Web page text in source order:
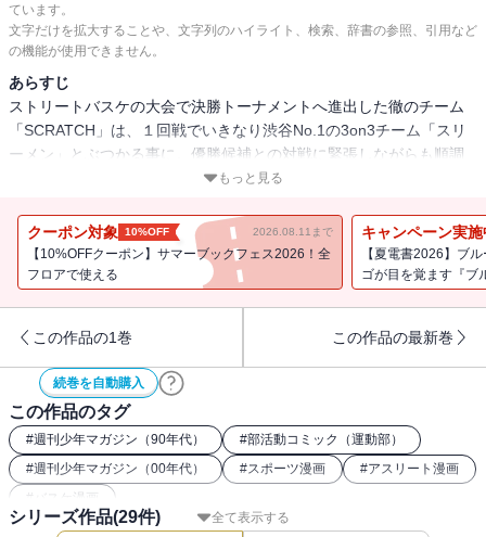
ています。
文字だけを拡大することや、文字列のハイライト、検索、辞書の参照、引用など
の機能が使用できません。
あらすじ
ストリートバスケの大会で決勝トーナメントへ進出した徹のチーム
「SCRATCH」は、１回戦でいきなり渋谷No.1の3on3チーム「スリ
ーメン」とぶつかる事に。優勝候補との対戦に緊張しながらも順調
な滑り出しを見せるチーム「SCRATCH」。だがやがて「スリーメ
挽回をはかる徹達に伝説のチーム「スリーメン」は圧倒的な力で襲
いかかる！
もっと見る
クーポン対象 10%OFF 2026.08.11まで
【10%OFFクーポン】サマーブックフェス2026！全
フロアで使える
キャンペーン実施
【夏電書2026】ブ
ゴが目を覚ます『ブ
この作品の1巻 この作品の最新巻
続巻を自動購入
この作品のタグ
#週刊少年マガジン（90年代） #部活動コミック（運動部）
#週刊少年マガジン（00年代） #スポーツ漫画 #アスリート漫画
# バスケ漫画
全て表示する
シリーズ作品(29件)